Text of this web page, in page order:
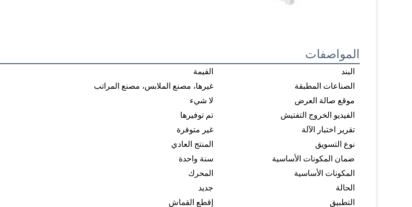
المواصفات
البند
القيمة
الصناعات المطبقة
غيرها، مصنع الملابس، مصنع المراتب
موقع صالة العرض
لا شيء
الفيديو الخروج التفتيش
تم توفيرها
تقرير اختبار الآلة
غير متوفرة
نوع التسويق
المنتج العادي
ضمان المكونات الأساسية
سنة واحدة
المكونات الأساسية
المحرك
الحالة
جديد
التطبيق
إقطع القماش